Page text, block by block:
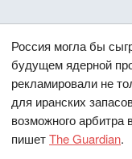
Россия могла бы
будущем ядерной
рекламировали не
для иранских
возможного арбитра
пишетThe Guardian.